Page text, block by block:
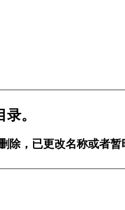
。
除，已更改名称或者暂